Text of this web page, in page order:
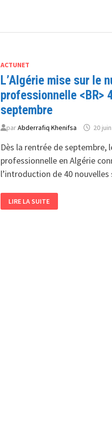
ACTUNET
L’Algérie mise sur le
professionnelle <BR>
septembre
parAbderrafiq Khenifsa 20
Dès la rentrée de
professionnelle en Algérie
l’introduction de 40
MISE
SUR
LIRE LA SUITE